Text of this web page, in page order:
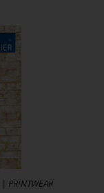
| PRINTWEAR